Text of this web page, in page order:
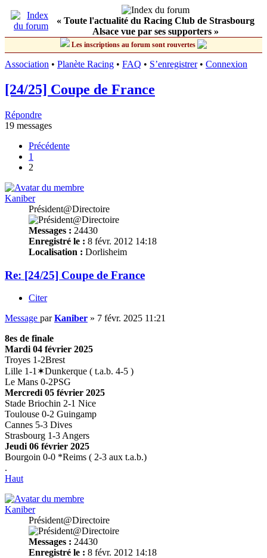
« Toute l'actualité du Racing Club de Strasbourg
Alsace vue par ses supporters »
Les inscriptions au forum sont rouvertes
Association • Planète Racing • FAQ • S’enregistrer• Connexion
[24/25] Coupe de France
Répondre
19 messages
Précédente
1
2
Kaniber
Président@Directoire
Messages : 24430
Enregistré le : 8 févr. 2012 14:18
Localisation : Dorlisheim
Re: [24/25] Coupe de France
Citer
Message parKaniber » 7 févr. 2025 11:21
8es de finale
Mardi 04 février 2025
Troyes 1-2Brest
Lille 1-1✶Dunkerque ( t.a.b. 4-5 )
Le Mans 0-2PSG
Mercredi 05 février 2025
Stade Briochin 2-1 Nice
Toulouse 0-2 Guingamp
Cannes 5-3 Dives
Strasbourg 1-3 Angers
Jeudi 06 février 2025
Bourgoin 0-0 *Reims ( 2-3 aux t.a.b.)
.
Haut
Kaniber
Président@Directoire
Messages : 24430
Enregistré le : 8 févr. 2012 14:18